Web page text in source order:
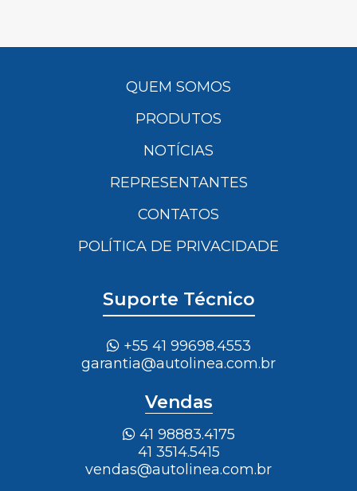
QUEM SOMOS
PRODUTOS
NOTÍCIAS
REPRESENTANTES
CONTATOS
POLÍTICA DE PRIVACIDADE
Suporte Técnico
+55 41 99698.4553
garantia@autolinea.com.br
Vendas
41 98883.4175
41 3514.5415
vendas@autolinea.com.br